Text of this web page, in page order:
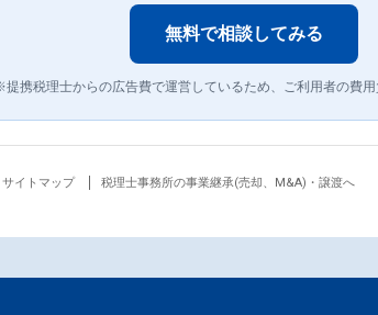
無料で相談してみる
携税理士からの広告費で運営しているため、ご利用者の費用
サイトマップ
税理士事務所の事業継承(売却、M&A)・譲渡へ